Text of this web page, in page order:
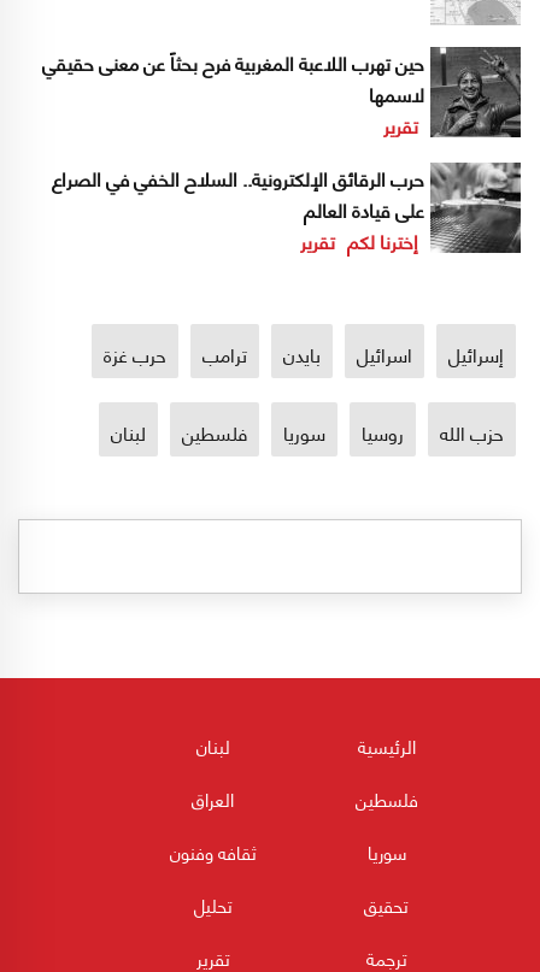
حين تهرب اللاعبة المغربية فرح بحثاً عن معنى حقيقي
لاسمها
تقرير
حرب الرقائق الإلكترونية.. السلاح الخفي في الصراع
على قيادة العالم
إخترنا لكم تقرير
إسرائيل اسرائيل بايدن ترامب حرب غزة
حزب الله روسيا سوريا فلسطين لبنان
الرئيسية
لبنان
فلسطين
العراق
سوريا
ثقافه وفنون
تحقيق
تحليل
ترجمة
تقرير